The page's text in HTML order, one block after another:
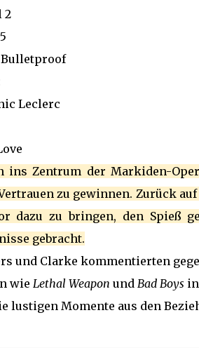
2
Bulletproof
Leclerc
ins Zentrum der Markiden-
zu gewinnen. Zurück
dazu zu bringen, den Spieß
gebracht.
und Clarke kommentierten
wie Lethal Weapon und Bad Boys
lustigen Momente aus den